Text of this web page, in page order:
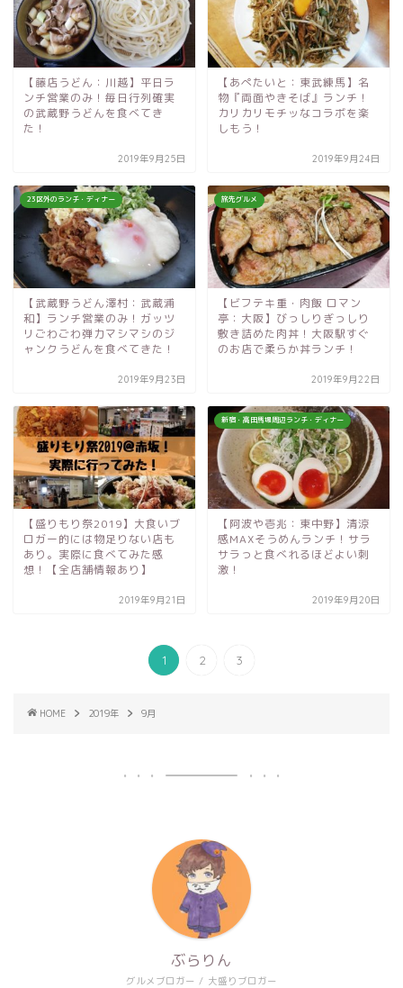
【藤店うどん：川越】平日ラ
ンチ営業のみ！毎日行列確実
の武蔵野うどんを食べてき
た！
2019年9月25日
【あぺたいと：東武練馬】名
物『両面やきそば』ランチ！
カリカリモチッなコラボを楽
しもう！
2019年9月24日
23区外のランチ・ディナー
【武蔵野うどん澤村：武蔵浦
和】ランチ営業のみ！ガッツ
リごわごわ弾力マシマシのジ
ャンクうどんを食べてきた！
2019年9月23日
旅先グルメ
【ビフテキ重・肉飯 ロマン
亭：大阪】びっしりぎっしり
敷き詰めた肉丼！大阪駅すぐ
のお店で柔らか丼ランチ！
2019年9月22日
【盛りもり祭2019】大食いブ
ロガー的には物足りない店も
あり。実際に食べてみた感
想！【全店舗情報あり】
2019年9月21日
新宿・高田馬場周辺ランチ・ディナー
【阿波や壱兆：東中野】清涼
感MAXそうめんランチ！サラ
サラっと食べれるほどよい刺
激！
2019年9月20日
1 2 3
HOME 2019年 9月
グルメブロガー / 大盛りブロガー
ぶらりん